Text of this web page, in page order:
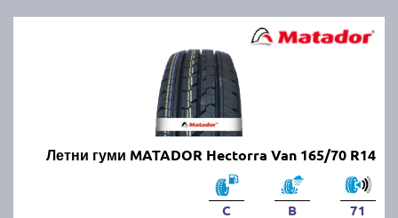
Летни гуми MATADOR Hectorra Van 165/70 R14
C B 71